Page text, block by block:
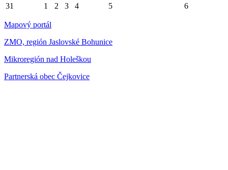
31
1 2 3 4 5 6
Mapový portál
ZMO, región Jaslovské Bohunice
Mikroregión nad Holeškou
Partnerská obec Čejkovice